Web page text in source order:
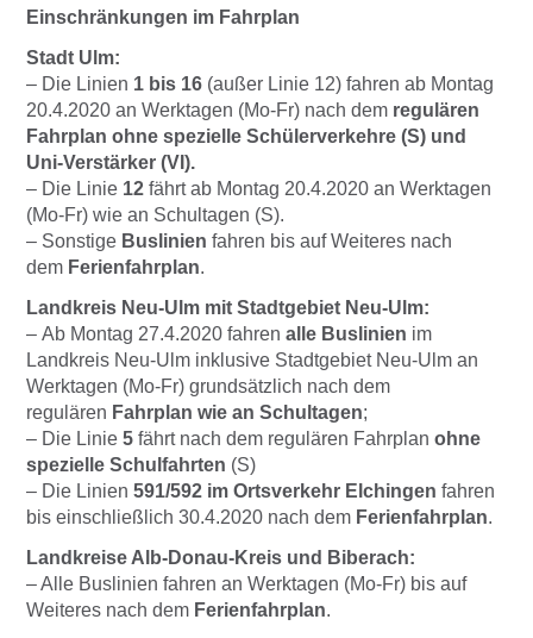
Einschränkungen im Fahrplan
Stadt Ulm:
– Die Linien 1 bis 16 (außer Linie 12) fahren ab Montag
20.4.2020 an Werktagen (Mo-Fr) nach dem regulären
Fahrplan ohne spezielle Schülerverkehre (S) und
Uni-Verstärker (VI).
– Die Linie 12 fährt ab Montag 20.4.2020 an Werktagen
(Mo-Fr) wie an Schultagen (S).
– Sonstige Buslinien fahren bis auf Weiteres nach
dem Ferienfahrplan.
Landkreis Neu-Ulm mit Stadtgebiet Neu-Ulm:
– Ab Montag 27.4.2020 fahren alle Buslinien im
Landkreis Neu-Ulm inklusive Stadtgebiet Neu-Ulm an
Werktagen (Mo-Fr) grundsätzlich nach dem
regulären Fahrplan wie an Schultagen;
– Die Linie 5 fährt nach dem regulären Fahrplan ohne
spezielle Schulfahrten (S)
– Die Linien 591/592 im Ortsverkehr Elchingen fahren
bis einschließlich 30.4.2020 nach dem Ferienfahrplan.
Landkreise Alb-Donau-Kreis und Biberach:
– Alle Buslinien fahren an Werktagen (Mo-Fr) bis auf
Weiteres nach dem Ferienfahrplan.